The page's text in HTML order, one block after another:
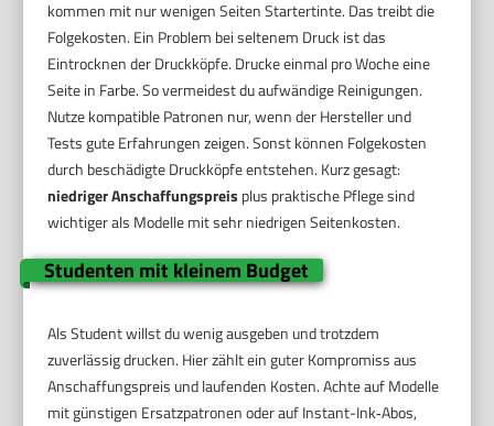
kommen mit nur wenigen Seiten Startertinte. Das treibt die
Folgekosten. Ein Problem bei seltenem Druck ist das
Eintrocknen der Druckköpfe. Drucke einmal pro Woche eine
Seite in Farbe. So vermeidest du aufwändige Reinigungen.
Nutze kompatible Patronen nur, wenn der Hersteller und
Tests gute Erfahrungen zeigen. Sonst können Folgekosten
durch beschädigte Druckköpfe entstehen. Kurz gesagt:
niedriger Anschaffungspreis plus praktische Pflege sind
wichtiger als Modelle mit sehr niedrigen Seitenkosten.
Studenten mit kleinem Budget
Als Student willst du wenig ausgeben und trotzdem
zuverlässig drucken. Hier zählt ein guter Kompromiss aus
Anschaffungspreis und laufenden Kosten. Achte auf Modelle
mit günstigen Ersatzpatronen oder auf Instant-Ink‑Abos,